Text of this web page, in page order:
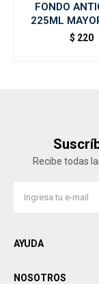
FONDO
225ML
$ 220
Recibe todas
AYUDA
NOSOTROS